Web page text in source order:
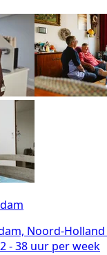
Noord-Holland
- 38 uur per week